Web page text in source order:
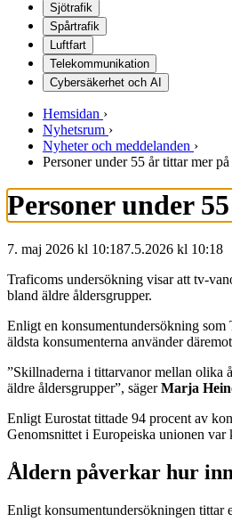
Sjötrafik
Spårtrafik
Luftfart
Telekommunikation
Cybersäkerhet och AI
Hemsidan ›
Nyhetsrum ›
Nyheter och meddelanden ›
Personer under 55 år tittar mer
Personer under
7. maj 2026 kl 10:187.5.2026 kl 10:18
Traficoms undersökning visar att tv-
bland äldre åldersgrupper.
Enligt en konsumentundersökning
äldsta konsumenterna använder
”Skillnaderna i tittarvanor mellan olika
äldre åldersgrupper”, sägerMarja
Enligt Eurostat tittade 94 procent av
Genomsnittet i Europeiska unionen var
Åldern påverkar hur
Enligt konsumentundersökningen tittar